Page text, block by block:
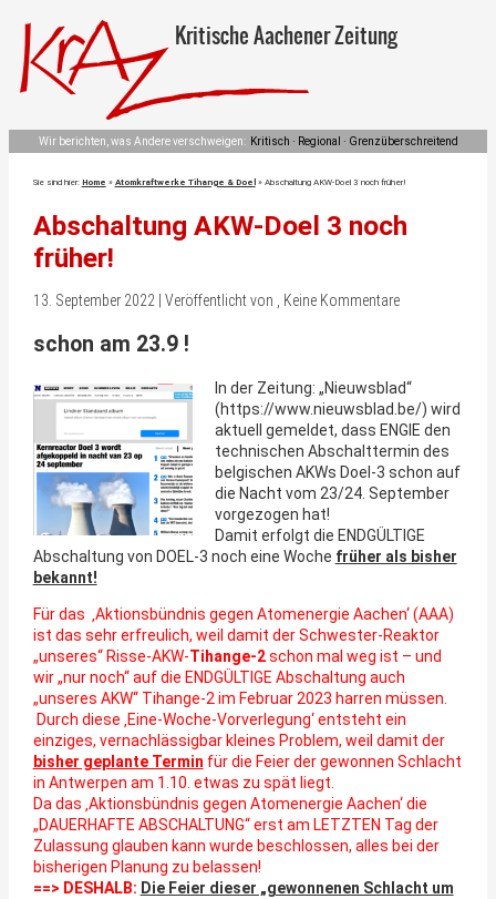
Kritische Aachener Zeitung
Wir berichten, was Andere verschweigen: Kritisch · Regional · Grenzüberschreitend
Sie sind hier: Home » Atomkraftwerke Tihange & Doel» Abschaltung AKW-Doel 3 noch früher!
Abschaltung AKW-Doel 3 noch
früher!
13. September 2022 | Veröffentlicht von , Keine Kommentare
schon am 23.9 !
In der Zeitung: „Nieuwsblad“
(https://www.nieuwsblad.be/) wird
aktuell gemeldet, dass ENGIE den
technischen Abschalttermin des
belgischen AKWs Doel-3 schon auf
die Nacht vom 23/24. September
vorgezogen hat!
Damit erfolgt die ENDGÜLTIGE
Abschaltung von DOEL-3 noch eine Woche früher als bisher
bekannt!
Für das ‚Aktionsbündnis gegen Atomenergie Aachen‘ (AAA)
ist das sehr erfreulich, weil damit der Schwester-Reaktor
„unseres“ Risse-AKW-Tihange-2schon mal weg ist – und
wir „nur noch“ auf die ENDGÜLTIGE Abschaltung auch
„unseres AKW“ Tihange-2 im Februar 2023 harren müssen.
Durch diese ‚Eine-Woche-Vorverlegung‘ entsteht ein
einziges, vernachlässigbar kleines Problem, weil damit der
bisher geplante Termin für die Feier der gewonnen Schlacht
in Antwerpen am 1.10. etwas zu spät liegt.
Da das ‚Aktionsbündnis gegen Atomenergie Aachen‘ die
„DAUERHAFTE ABSCHALTUNG“ erst am LETZTEN Tag der
Zulassung glauben kann wurde beschlossen, alles bei der
bisherigen Planung zu belassen!
==> DESHALB: Die Feier dieser „gewonnenen Schlacht um